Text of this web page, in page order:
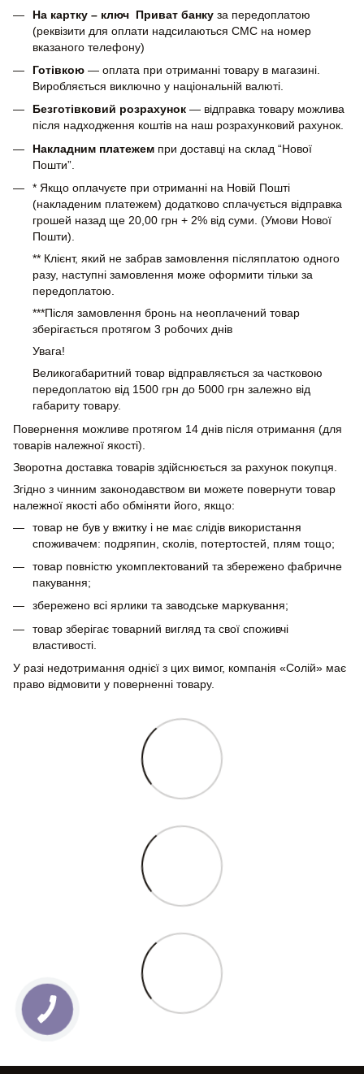
На картку – ключ Приват банку за передоплатою
(реквізити для оплати надсилаються СМС на номер
вказаного телефону)
Готівкою — оплата при отриманні товару в магазині.
Виробляється виключно у національній валюті.
Безготівковий розрахунок — відправка товару можлива
після надходження коштів на наш розрахунковий рахунок.
Накладним платежем при доставці на склад “Нової
Пошти”.
* Якщо оплачуєте при отриманні на Новій Пошті
(накладеним платежем) додатково сплачується відправка
грошей назад ще 20,00 грн + 2% від суми. (Умови Нової
Пошти).
** Клієнт, який не забрав замовлення післяплатою одного
разу, наступні замовлення може оформити тільки за
передоплатою.
***Після замовлення бронь на неоплачений товар
зберігається протягом 3 робочих днів
Увага!
Великогабаритний товар відправляється за частковою
передоплатою від 1500 грн до 5000 грн залежно від
габариту товару.
Повернення можливе протягом 14 днів після отримання (для
товарів належної якості).
Зворотна доставка товарів здійснюється за рахунок покупця.
Згідно з чинним законодавством ви можете повернути товар
належної якості або обміняти його, якщо:
товар не був у вжитку і не має слідів використання
споживачем: подряпин, сколів, потертостей, плям тощо;
товар повністю укомплектований та збережено фабричне
пакування;
збережено всі ярлики та заводське маркування;
товар зберігає товарний вигляд та свої споживчі
властивості.
У разі недотримання однієї з цих вимог, компанія «Солій» має
право відмовити у поверненні товару.